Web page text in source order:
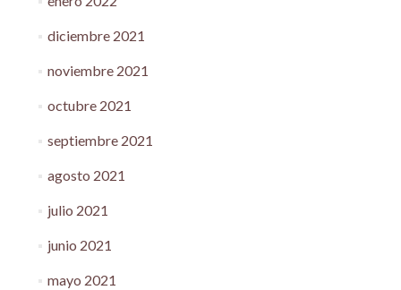
diciembre 2021
noviembre 2021
octubre 2021
septiembre 2021
agosto 2021
julio 2021
junio 2021
mayo 2021